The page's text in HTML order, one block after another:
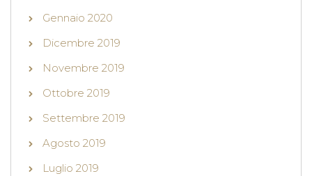
Gennaio 2020
Dicembre 2019
Novembre 2019
Ottobre 2019
Settembre 2019
Agosto 2019
Luglio 2019